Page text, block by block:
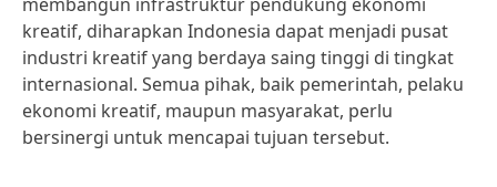
kreatif, diharapkan Indonesia dapat menjadi pusat
industri kreatif yang berdaya saing tinggi di tingkat
internasional. Semua pihak, baik pemerintah, pelaku
ekonomi kreatif, maupun masyarakat, perlu
bersinergi untuk mencapai tujuan tersebut.